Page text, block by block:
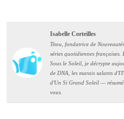
Isabelle Corteilles
Titou, fondatrice de
séries quotidiennes
Sous le Soleil, je décrypte
de DNA, les marais salants
d'Un Si Grand Soleil —
vous.